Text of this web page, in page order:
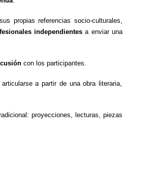
propias referencias socio-culturales,
independientesa enviar una
con los participantes.
a partir de una obra literaria,
proyecciones, lecturas, piezas